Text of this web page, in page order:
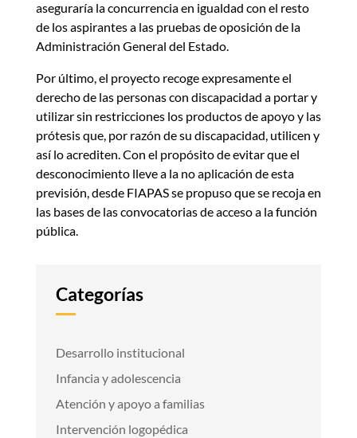
aseguraría la concurrencia en igualdad con el resto
de los aspirantes a las pruebas de oposición de la
Administración General del Estado.
Por último, el proyecto recoge expresamente el
derecho de las personas con discapacidad a portar y
utilizar sin restricciones los productos de apoyo y las
prótesis que, por razón de su discapacidad, utilicen y
así lo acrediten. Con el propósito de evitar que el
desconocimiento lleve a la no aplicación de esta
previsión, desde FIAPAS se propuso que se recoja en
las bases de las convocatorias de acceso a la función
pública.
Categorías
Desarrollo institucional
Infancia y adolescencia
Atención y apoyo a familias
Intervención logopédica